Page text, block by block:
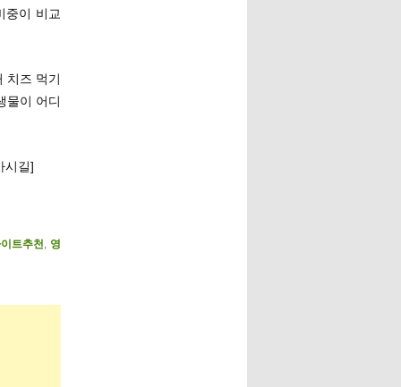
중이 비교
치즈 먹기
물이 어디
시길]
트추천
영